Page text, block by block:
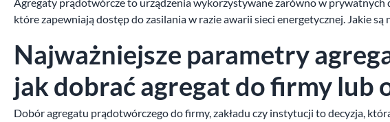
które zapewniają dostęp do zasilania w razie awarii sieci energetycznej. Jakie
Najważniejsze parametry
jak dobrać agregat do firmy lub
Dobór agregatu prądotwórczego do firmy, zakładu czy instytucji to decyzja,